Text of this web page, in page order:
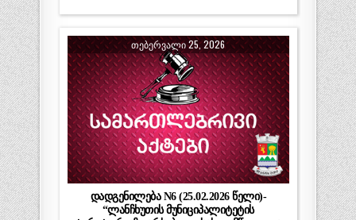
ᲗᲔᲑᲔᲠᲕᲐᲚᲘ 25, 2026
დადგენილება N6 (25.02.2026 წელი)-
“ლანჩხუთის მუნიციპალიტეტის